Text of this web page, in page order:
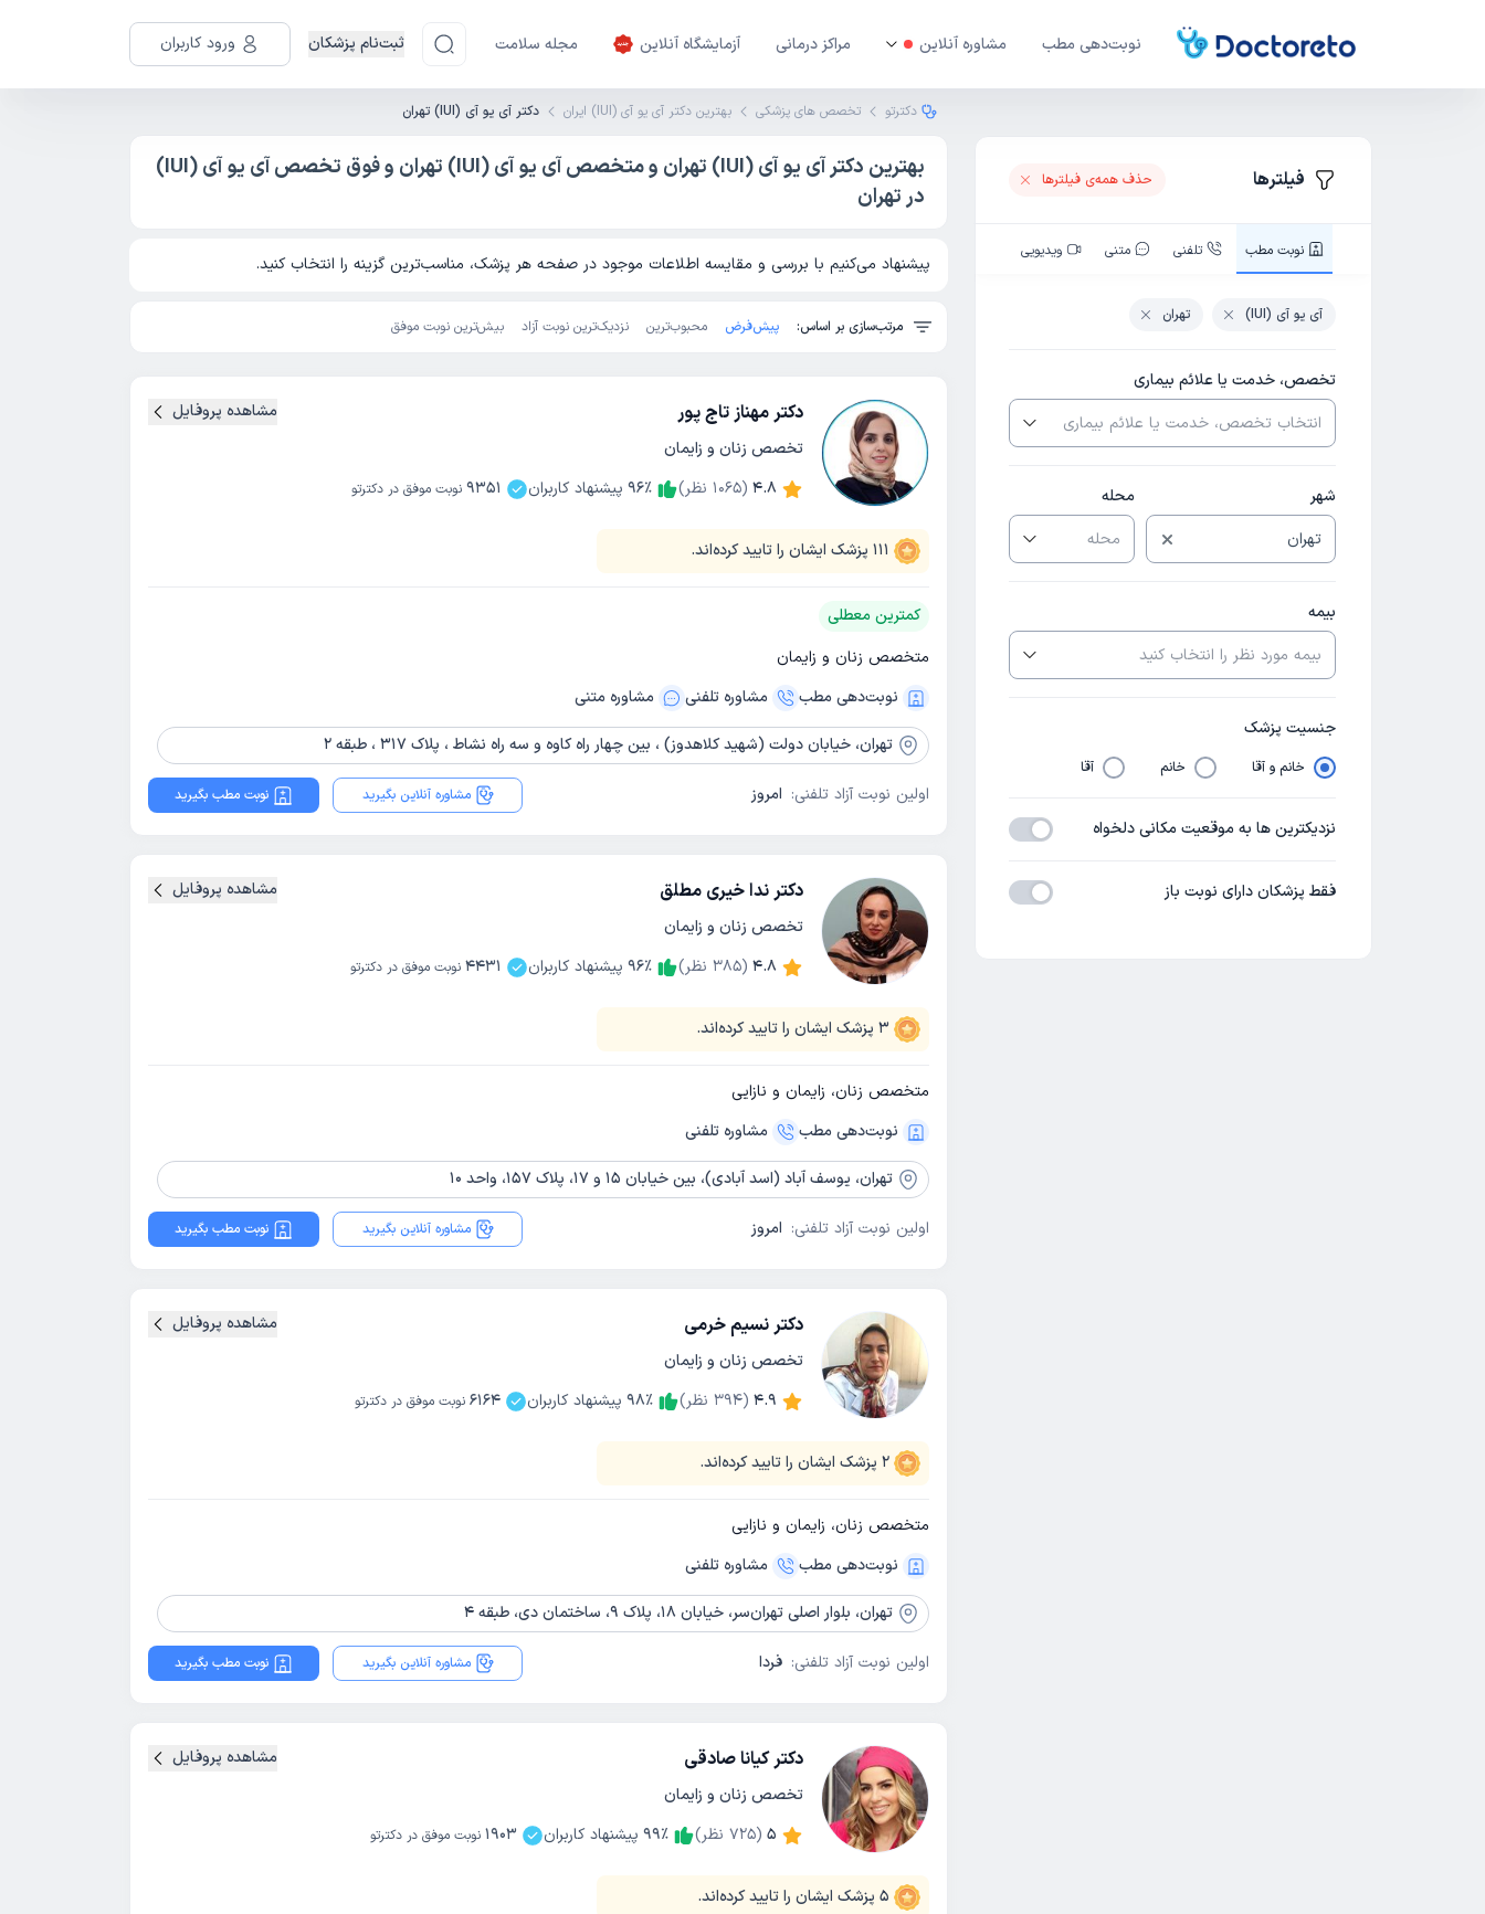
نوبت‌دهی مطب مشاوره آنلاین مراکز درمانی آزمایشگاه آنلاین مجله سلامت ثبت‌نام پزشکان ورود کاربران
دکترتو تخصص های پزشکی بهترین دکتر آی یو آی (IUI) ایران دکتر آی یو آی (IUI) تهران
بهترین دکتر آی یو آی (IUI) تهران و متخصص آی یو آی (IUI) تهران و فوق تخصص آی یو آی (IUI)
در تهران
پیشنهاد می‌کنیم با بررسی و مقایسه اطلاعات موجود در صفحه هر پزشک، مناسب‌ترین گزینه را انتخاب کنید.
مرتب‌سازی بر اساس: پیش‌فرض محبوب‌ترین نزدیک‌ترین نوبت آزاد بیش‌ترین نوبت موفق
دکتر مهناز تاج پور
تخصص زنان و زایمان
4.8
(
1065 نظر) 96٪ پیشنهاد کاربران 9351 نوبت موفق در دکترتو
111 پزشک ایشان را تایید کرده‌اند.
مشاهده پروفایل
کمترین معطلی
متخصص زنان و زایمان
نوبت‌دهی مطب
مشاوره‌ تلفنی مشاوره‌ متنی
تهران، خیابان دولت (شهید کلاهدوز) ، بین چهار راه کاوه و سه راه نشاط ، پلاک 317 ، طبقه 2
اولین نوبت آزاد تلفنی: امروز مشاوره آنلاین بگیرید نوبت مطب بگیرید
دکتر ندا خیری مطلق
تخصص زنان و زایمان
4.8
(
385 نظر) 96٪ پیشنهاد کاربران 4431 نوبت موفق در دکترتو
3 پزشک ایشان را تایید کرده‌اند.
مشاهده پروفایل
متخصص زنان، زایمان و نازایی
نوبت‌دهی مطب
مشاوره‌ تلفنی
تهران، یوسف آباد (اسد آبادی)، بین خیابان 15 و 17، پلاک 157، واحد 10
اولین نوبت آزاد تلفنی: امروز مشاوره آنلاین بگیرید نوبت مطب بگیرید
دکتر نسیم خرمی
تخصص زنان و زایمان
4.9
(
394 نظر) 98٪ پیشنهاد کاربران 6164 نوبت موفق در دکترتو
2 پزشک ایشان را تایید کرده‌اند.
مشاهده پروفایل
متخصص زنان، زایمان و نازایی
نوبت‌دهی مطب
مشاوره‌ تلفنی
تهران، بلوار اصلی تهران‌سر، خیابان 18، پلاک 9، ساختمان دی، طبقه 4
اولین نوبت آزاد تلفنی: فردا مشاوره آنلاین بگیرید نوبت مطب بگیرید
دکتر کیانا صادقی
تخصص زنان و زایمان
5
(
725 نظر) 99٪ پیشنهاد کاربران 1903 نوبت موفق در دکترتو
5 پزشک ایشان را تایید کرده‌اند.
مشاهده پروفایل
فیلترها حذف همه‌ی فیلتر‌ها
نوبت‌ مطب تلفنی متنی ویدیویی
آی یو آی (IUI) تهران
تخصص، خدمت یا علائم بیماری
شهر محله
بیمه
جنسیت پزشک
خانم و آقا خانم آقا
نزدیکترین ها به موقعیت مکانی دلخواه
فقط پزشکان دارای نوبت باز